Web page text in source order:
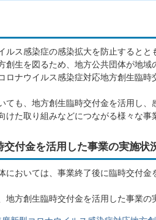
ルス感染症の感染拡大を防止すると
創生を図るため、地方公共団体が地
ロナウイルス感染症対応地方創生臨
ても、地方創生臨時交付金を活用し
けた取り組みなどにつながる様々な事
交付金を活用した事業の実施状
においては、事業終了後に臨時交付
地方創生臨時交付金を活用した事業の